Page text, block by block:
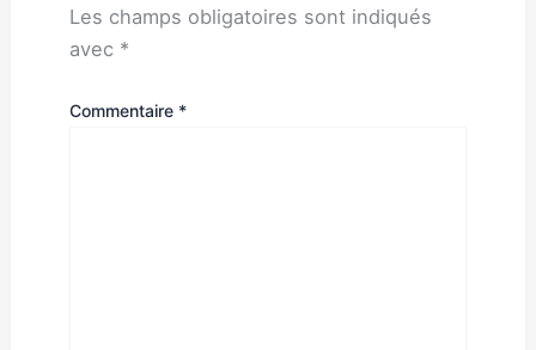
Les champs obligatoires sont indiqués
avec *
Commentaire *